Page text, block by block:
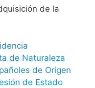
de la
de Naturaleza
de Origen
de Estado